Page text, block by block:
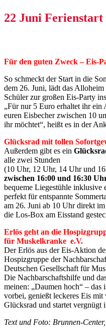
22 Juni
Für den guten Zweck – Eis-
So schmeckt der Start in die
dem 26. Juni, lädt das
Schüler zur großen Eis-Party
„Für nur 5 Euro erhaltet ihr
euren Eisbecher zwischen 10
ihr möchtet“, heißt es in der
Glücksrad mit tollen
Außerdem gibt es ein
alle zwei Stunden
(10 Uhr, 12 Uhr, 14 Uhr und
zwischen 16:00 und 16:30
bequeme Liegestühle inklusive
perfekt für entspannte
am 26. Juni ab 10 Uhr direkt
die Los-Box am Eisstand
Erlös geht an die
für Muskelkranke e.V.
Der Erlös aus der Eis-Aktion
Hospizgruppe der
Deutschen Gesellschaft für
Die Nachbarschaftshilfe und
meinen: „Daumen hoch“ –
vorbei, genießt leckeres Eis mit
Glücksrad und startet vergnügt
Text und Foto: Brunnen-